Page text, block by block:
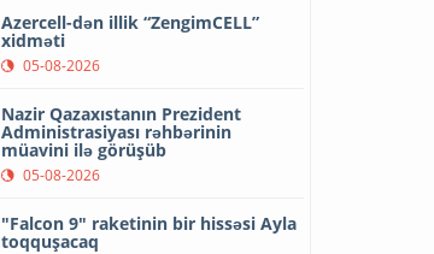
Azercell-dən illik “ZengimCELL”
xidməti
05-08-2026
Nazir Qazaxıstanın Prezident
Administrasiyası rəhbərinin
müavini ilə görüşüb
05-08-2026
"Falcon 9" raketinin bir hissəsi Ayla
toqquşacaq